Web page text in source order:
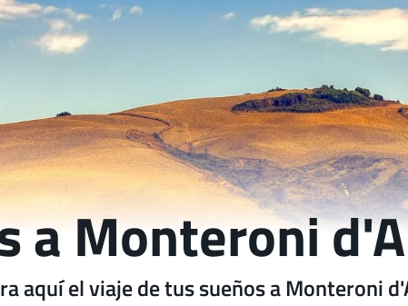
a Monteroni
aquí el viaje de tus sueños a Monteroni